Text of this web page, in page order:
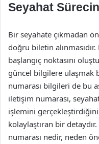
Seyahat
Bir seyahate çıkmadan
doğru biletin
başlangıç noktasını
güncel bilgilere ulaşmak
numarası bilgileri de bu
iletişim numarası,
işlemini
kolaylaştıran bir
numarası nedir, neden